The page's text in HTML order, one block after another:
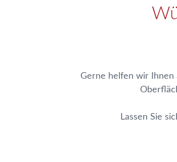
Gerne helfen wir Ihnen
Lassen Sie